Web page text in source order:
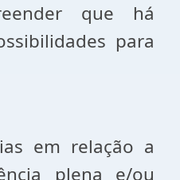
que há
para
em relação a
plena e/ou